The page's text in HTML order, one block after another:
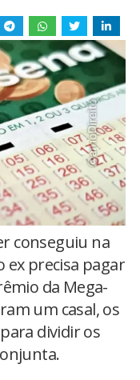
conseguiu na
ex precisa pagar
da Mega-
um casal, os
dividir os